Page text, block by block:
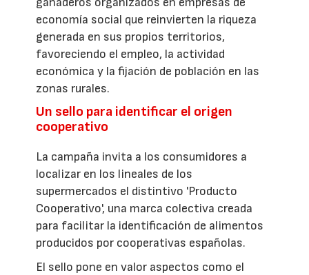
economía social que reinvierten la riqueza
generada en sus propios territorios,
favoreciendo el empleo, la actividad
económica y la fijación de población en las
zonas rurales.
Un sello para identificar el origen
cooperativo
La campaña invita a los consumidores a
localizar en los lineales de los
supermercados el distintivo 'Producto
Cooperativo', una marca colectiva creada
para facilitar la identificación de alimentos
producidos por cooperativas españolas.
El sello pone en valor aspectos como el